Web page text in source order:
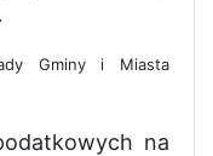
Gminy i Miasta
na